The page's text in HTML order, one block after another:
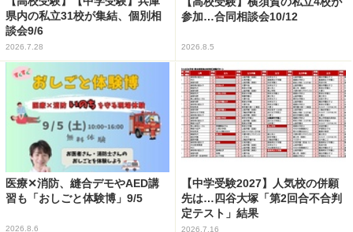
県内の私立31校が集結、個別相
談会9/6
2026.7.28
参加…合同相談会10/12
2026.8.5
医療✕消防、縫合デモやAED講
習も「おしごと体験博」9/5
2026.8.6
【中学受験2027】人気校の併願
先は…四谷大塚「第2回合不合判
定テスト」結果
2026.7.16